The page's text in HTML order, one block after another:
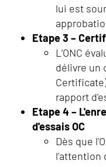
lui est
Etape 3 –
L’ONC
délivre un
rapport
Etape 4 –
d'essais OC
Dès que
l'attention